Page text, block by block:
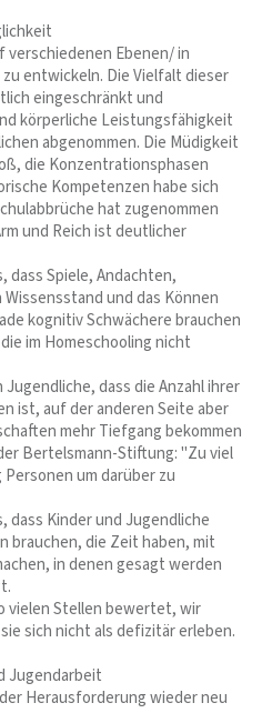
verschiedenen Ebenen/ in
entwickeln. Die Vielfalt dieser
eingeschränkt und
körperliche Leistungsfähigkeit
abgenommen. Die Müdigkeit
die Konzentrationsphasen
Kompetenzen habe sich
hat zugenommen
und Reich ist deutlicher
Spiele, Andachten,
und das Können
kognitiv Schwächere brauchen
im Homeschooling nicht
dass die Anzahl ihrer
ist, auf der anderen Seite aber
mehr Tiefgang bekommen
Bertelsmann-Stiftung: "Zu viel
um darüber zu
Kinder und Jugendliche
brauchen, die Zeit haben, mit
in denen gesagt werden
vielen Stellen bewertet, wir
sich nicht als defizitär erleben.
Jugendarbeit
Herausforderung wieder neu